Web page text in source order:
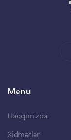
Menu
Haqqımızda
Xidmətlər